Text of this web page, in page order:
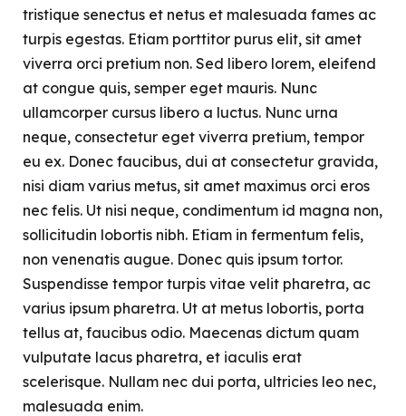
tristique senectus et netus et malesuada fames ac
turpis egestas. Etiam porttitor purus elit, sit amet
viverra orci pretium non. Sed libero lorem, eleifend
at congue quis, semper eget mauris. Nunc
ullamcorper cursus libero a luctus. Nunc urna
neque, consectetur eget viverra pretium, tempor
eu ex. Donec faucibus, dui at consectetur gravida,
nisi diam varius metus, sit amet maximus orci eros
nec felis. Ut nisi neque, condimentum id magna non,
sollicitudin lobortis nibh. Etiam in fermentum felis,
non venenatis augue. Donec quis ipsum tortor.
Suspendisse tempor turpis vitae velit pharetra, ac
varius ipsum pharetra. Ut at metus lobortis, porta
tellus at, faucibus odio. Maecenas dictum quam
vulputate lacus pharetra, et iaculis erat
scelerisque. Nullam nec dui porta, ultricies leo nec,
malesuada enim.